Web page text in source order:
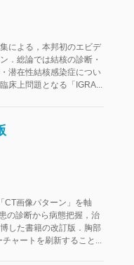
による，本邦初のエビデ
．総論では結核の診断・
潜在性結核感染症につい
床上問題となる「IGRA...
CT画像パターン」を軸
の診断から病態把握，治
した書籍の改訂版．胸部
ャートを刷新すること...